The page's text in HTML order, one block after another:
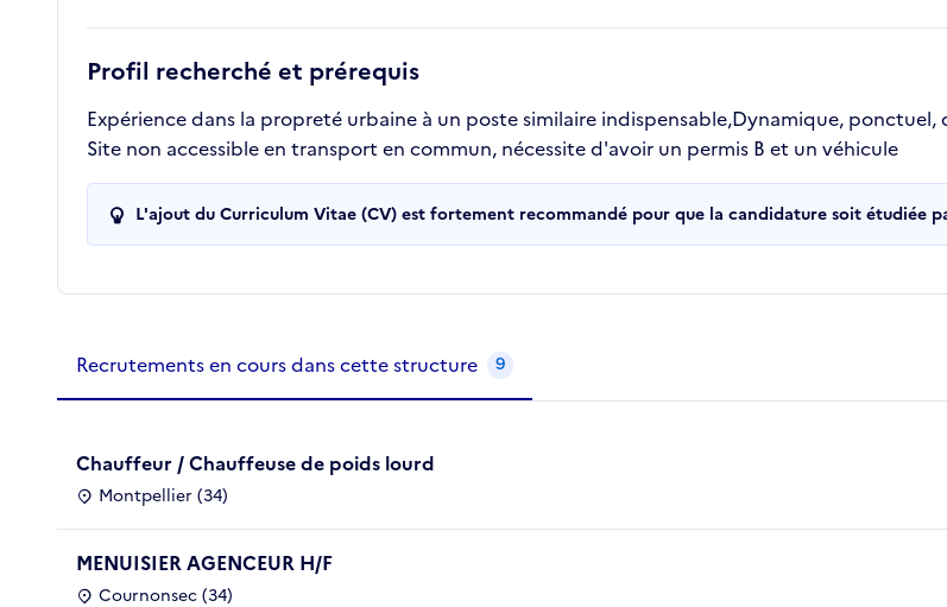
Profil recherché et prérequis
Expérience dans la propreté urbaine à un poste similaire indispensable,Dynamique, ponctuel,
Site non accessible en transport en commun, nécessite d'avoir un permis B et un véhicule
L'ajout du Curriculum Vitae (CV) est fortement recommandé pour que la candidature soit étudiée
Recrutements de la structure
Recrutements en cours dans cette structure 9
Chauffeur / Chauffeuse de poids lourd
Montpellier (34)
MENUISIER AGENCEUR H/F
Cournonsec (34)